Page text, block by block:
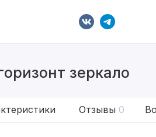
зеркало
Отзывы 0